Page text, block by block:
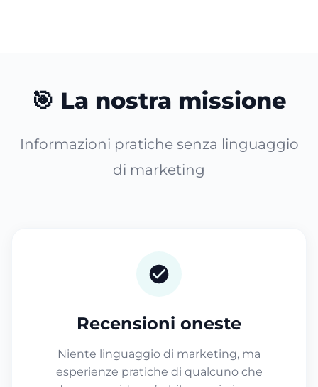
🎯 La nostra missione
Informazioni pratiche senza linguaggio
di marketing
Recensioni oneste
Niente linguaggio di marketing, ma
esperienze pratiche di qualcuno che